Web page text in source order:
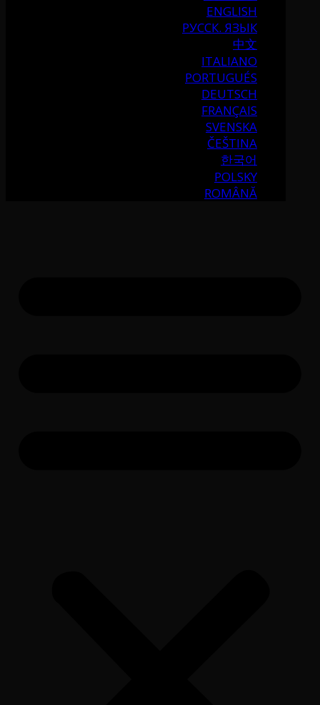
ENGLISH
РУССК. ЯЗЫК
中文
ITALIANO
PORTUGUÉS
DEUTSCH
FRANÇAIS
SVENSKA
ČEŠTINA
한국어
POLSKY
ROMÂNĂ